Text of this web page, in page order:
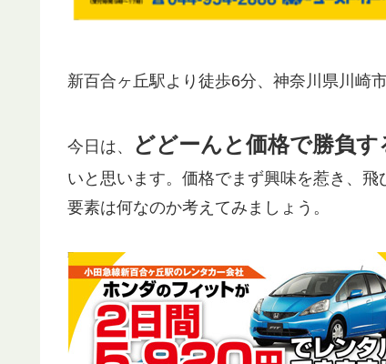
新百合ヶ丘駅より徒歩6分、神奈川県川崎
今日は、 どどーんと価格で勝負
いと思います。価格でまず興味を惹き、
要素は何なのか考えてみましょう。